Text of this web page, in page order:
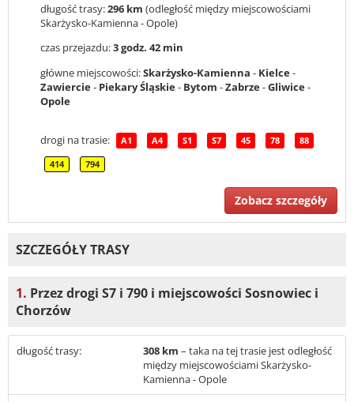
długość trasy:296 km (odległość między miejscowościami
Skarżysko-Kamienna - Opole)
czas przejazdu:3 godz. 42 min
główne miejscowości:Skarżysko-Kamienna - Kielce-
Zawiercie- Piekary Śląskie- Bytom -Zabrze-Gliwice-
Opole
drogi na trasie: A1 A4 S1 S7 45 78 88
414 794
Zobacz szczegóły
SZCZEGÓŁY TRASY
1. Przez drogi S7 i 790 i miejscowości Sosnowiec i
Chorzów
długość trasy: 308 km – taka na tej trasie jest odległość
między miejscowościami Skarżysko-
Kamienna - Opole